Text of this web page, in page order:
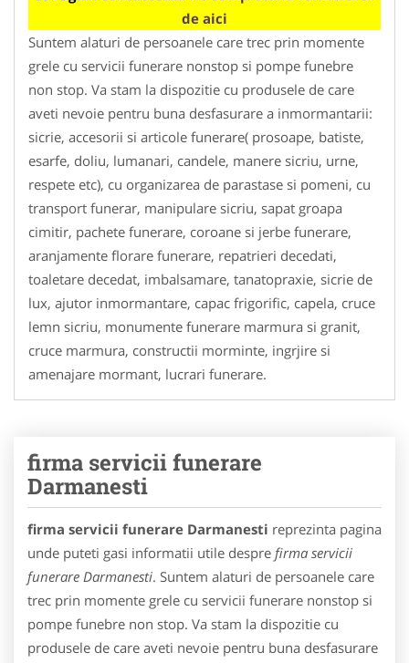
de aici
Suntem alaturi de persoanele care trec prin momente
grele cu servicii funerare nonstop si pompe funebre
non stop. Va stam la dispozitie cu produsele de care
aveti nevoie pentru buna desfasurare a inmormantarii:
sicrie, accesorii si articole funerare( prosoape, batiste,
esarfe, doliu, lumanari, candele, manere sicriu, urne,
respete etc), cu organizarea de parastase si pomeni, cu
transport funerar, manipulare sicriu, sapat groapa
cimitir, pachete funerare, coroane si jerbe funerare,
aranjamente florare funerare, repatrieri decedati,
toaletare decedat, imbalsamare, tanatopraxie, sicrie de
lux, ajutor inmormantare, capac frigorific, capela, cruce
lemn sicriu, monumente funerare marmura si granit,
cruce marmura, constructii morminte, ingrjire si
amenajare mormant, lucrari funerare.
firma servicii funerare
Darmanesti
firma servicii funerare Darmanesti reprezinta pagina
unde puteti gasi informatii utile despre firma servicii
funerare Darmanesti. Suntem alaturi de persoanele care
trec prin momente grele cu servicii funerare nonstop si
pompe funebre non stop. Va stam la dispozitie cu
produsele de care aveti nevoie pentru buna desfasurare